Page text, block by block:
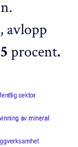
avlopp
5 procent.